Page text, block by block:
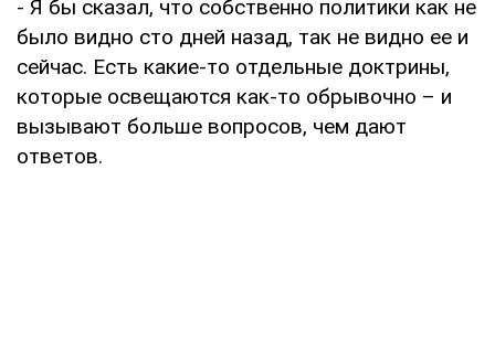
- Я бы сказал, что собственно политики как не
было видно сто дней назад, так не видно ее и
сейчас. Есть какие-то отдельные доктрины,
которые освещаются как-то обрывочно – и
вызывают больше вопросов, чем дают
ответов.